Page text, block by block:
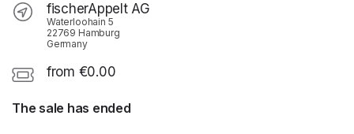
fischerAppelt AG
Waterloohain 5
22769 Hamburg
Germany
from €0.00
The sale has ended